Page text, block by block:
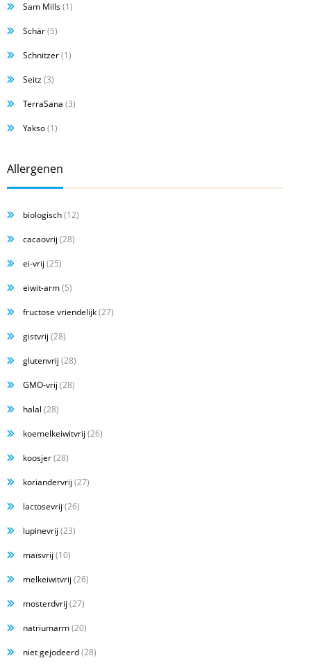
Sam Mills(1)
Schär(5)
Schnitzer(1)
Seitz(3)
TerraSana (3)
Yakso(1)
Allergenen
biologisch(12)
cacaovrij (28)
ei-vrij (25)
eiwit-arm(5)
fructose vriendelijk(27)
gistvrij (28)
glutenvrij (28)
GMO-vrij (28)
halal (28)
koemelkeiwitvrij (26)
koosjer(28)
koriandervrij (27)
lactosevrij (26)
lupinevrij (23)
maïsvrij (10)
melkeiwitvrij (26)
mosterdvrij (27)
natriumarm(20)
niet gejodeerd(28)